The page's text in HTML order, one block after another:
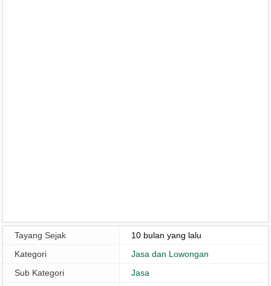
Tayang Sejak
10 bulan yang lalu
Kategori
Jasa dan Lowongan
Sub Kategori
Jasa